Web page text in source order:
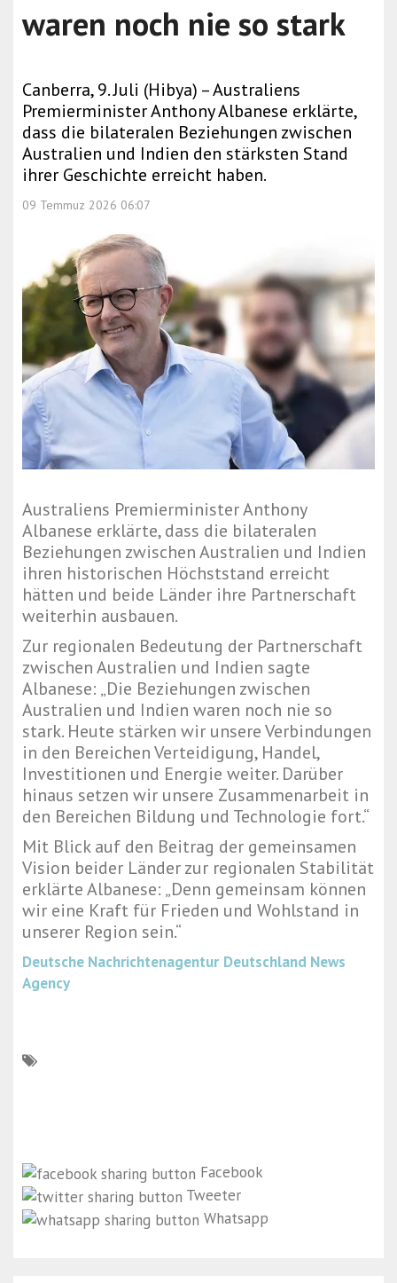
waren noch nie so stark
Canberra, 9. Juli (Hibya) – Australiens
Premierminister Anthony Albanese erklärte,
dass die bilateralen Beziehungen zwischen
Australien und Indien den stärksten Stand
ihrer Geschichte erreicht haben.
09 Temmuz 2026 06:07
Australiens Premierminister Anthony
Albanese erklärte, dass die bilateralen
Beziehungen zwischen Australien und Indien
ihren historischen Höchststand erreicht
hätten und beide Länder ihre Partnerschaft
weiterhin ausbauen.
Zur regionalen Bedeutung der Partnerschaft
zwischen Australien und Indien sagte
Albanese: „Die Beziehungen zwischen
Australien und Indien waren noch nie so
stark. Heute stärken wir unsere Verbindungen
in den Bereichen Verteidigung, Handel,
Investitionen und Energie weiter. Darüber
hinaus setzen wir unsere Zusammenarbeit in
den Bereichen Bildung und Technologie fort.“
Mit Blick auf den Beitrag der gemeinsamen
Vision beider Länder zur regionalen Stabilität
erklärte Albanese: „Denn gemeinsam können
wir eine Kraft für Frieden und Wohlstand in
unserer Region sein.“
Deutsche Nachrichtenagentur Deutschland News
Agency
Facebook
Tweeter
Whatsapp